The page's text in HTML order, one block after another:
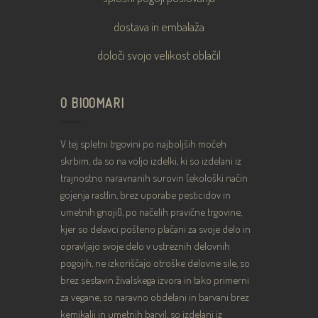
dostava in embalaža
določi svojo velikost oblačil
O BIOOMARI
V tej spletni trgovini po najboljših močeh
skrbim, da so na voljo izdelki, ki so izdelani iz
trajnostno naravnanih surovin (ekološki način
gojenja rastlin, brez uporabe pesticidov in
umetnih gnojil), po načelih pravične trgovine,
kjer so delavci pošteno plačani za svoje delo in
opravljajo svoje delo v ustreznih delovnih
pogojih, ne izkoriščajo otroške delovne sile, so
brez sestavin živalskega izvora in tako primerni
za vegane, so naravno obdelani in barvani brez
kemikalij in umetnih barvil, so izdelani iz